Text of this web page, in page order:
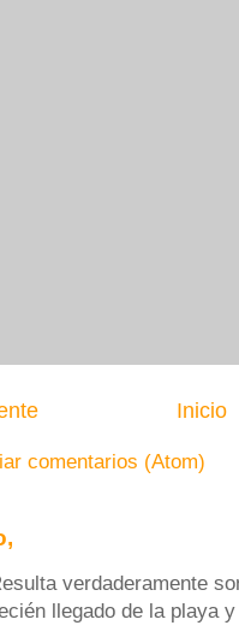
Inicio
comentarios (Atom)
verdaderamente
llegado de la playa